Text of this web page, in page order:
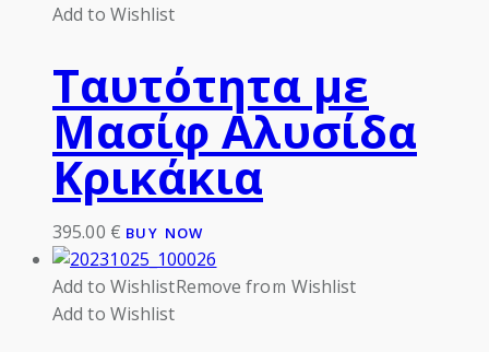
Add to Wishlist
Ταυτότητα με
Μασίφ Αλυσίδα
Κρικάκια
395.00 € BUY NOW
Add to WishlistRemove from Wishlist
Add to Wishlist